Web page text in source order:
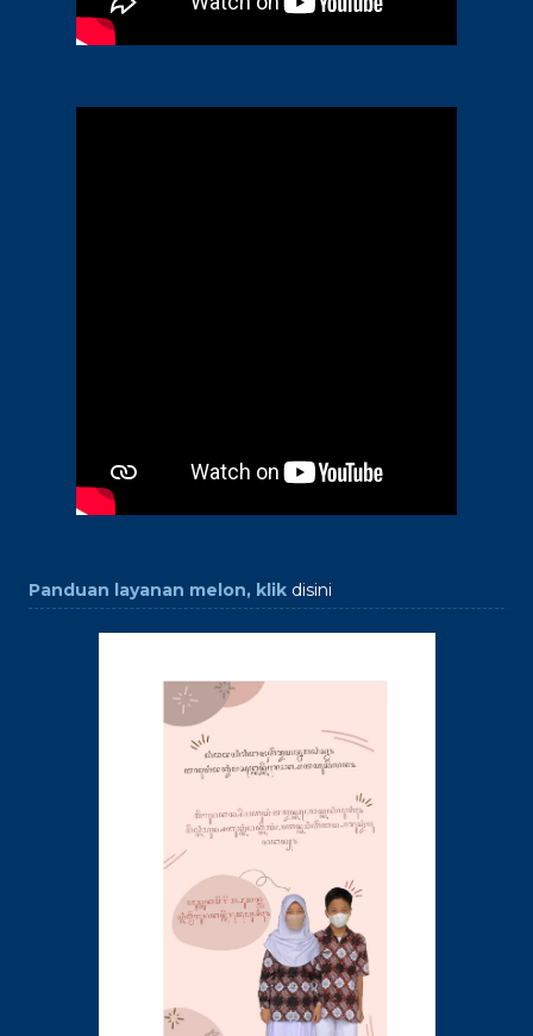
Panduan layanan melon, klik disini